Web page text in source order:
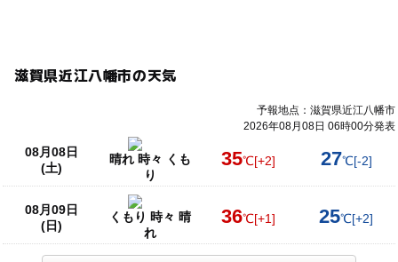
滋賀県近江八幡市の天気
予報地点：滋賀県近江八幡市
2026年08月08日 06時00分発表
08月08日
(土)
晴れ 時々 くも
り
35℃[+2] 27℃[-2]
08月09日
(日)
くもり 時々 晴
れ
36℃[+1] 25℃[+2]